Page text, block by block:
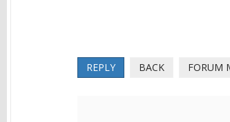
REPLY BACK FORUM